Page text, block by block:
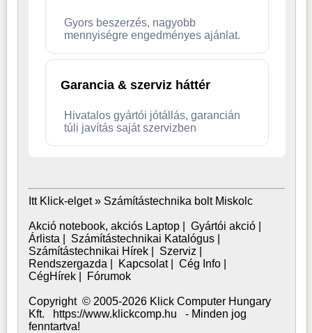
Gyors beszerzés, nagyobb
mennyiségre engedményes ajánlat.
Garancia & szerviz háttér
Hivatalos gyártói jótállás, garancián
túli javítás saját szervizben
Itt Klick-elget » Számítástechnika bolt Miskolc
Akció notebook, akciós Laptop| Gyártói akció|
Árlista
Számítástechnikai Katalógus|
Számítástechnikai Hírek| Szerviz
Rendszergazda
Kapcsolat| Cég Info|
CégHírek| Fórumok
Copyright © 2005-2026 Klick Computer Hungary
Kft. https://www.klickcomp.hu - Minden jog
fenntartva!